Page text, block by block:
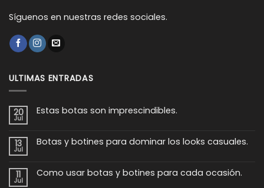
Síguenos en nuestras redes sociales.
ULTIMAS ENTRADAS
20
Jul
Estas botas son imprescindibles.
en
13
Jul
Botas y botines para dominar los looks casuales.
en
11
Jul
Como usar botas y botines para cada ocasión.